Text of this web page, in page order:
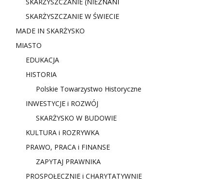
SKARŻYSZCZANIE W ŚWIECIE
MADE IN SKARŻYSKO
MIASTO
EDUKACJA
HISTORIA
Polskie Towarzystwo Historyczne
INWESTYCJE i ROZWÓJ
SKARŻYSKO W BUDOWIE
KULTURA i ROZRYWKA
PRAWO, PRACA i FINANSE
ZAPYTAJ PRAWNIKA
PROSPOŁECZNIE i CHARYTATYWNIE